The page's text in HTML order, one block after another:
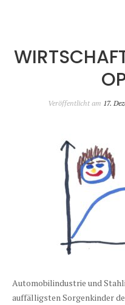
Veröffentlicht am 17.
Automobilindustrie und
auffälligsten Sorgenkinder